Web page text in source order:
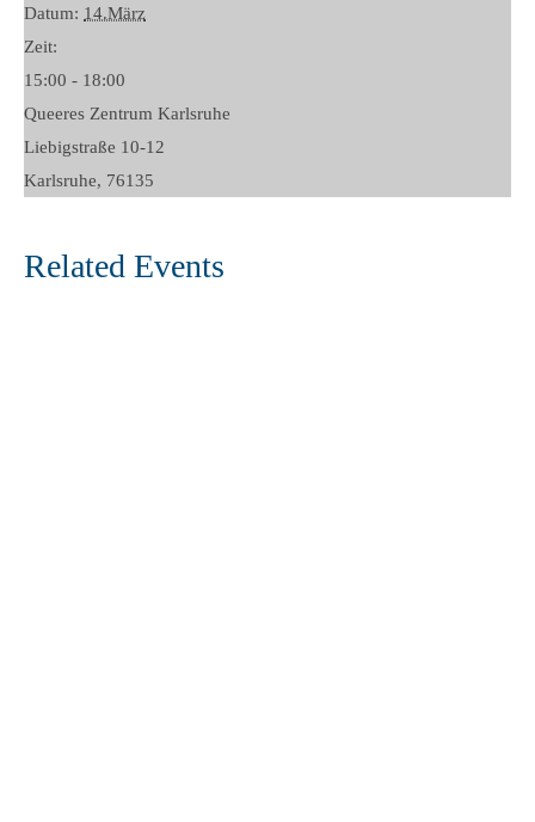
Datum: 14.März
Zeit:
15:00 - 18:00
Queeres Zentrum Karlsruhe
Liebigstraße 10-12
Karlsruhe, 76135
Related Events